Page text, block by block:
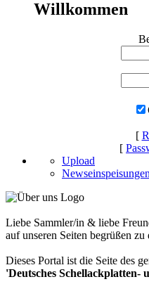
Willkommen
[
[
Upload
Newseinspeisungen
Liebe Sammler/in & liebe
auf unseren Seiten begrüßen zu
Dieses Portal ist die Seite des
'Deutsches